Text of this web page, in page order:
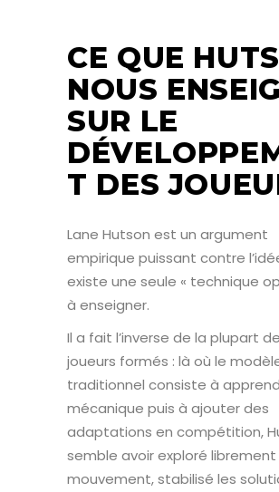
CE QUE
NOUS
SUR LE
T DES
Lane Hutson est un argument
empirique puissant contre
existe une seule « technique
à enseigner.
Il a fait l’inverse de la plupart
joueurs formés : là où le
traditionnel consiste à
mécanique puis à ajouter des
adaptations en compétition,
semble avoir exploré librement
mouvement, stabilisé les